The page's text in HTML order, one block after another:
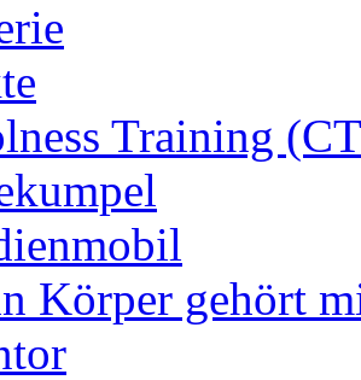
Training
Körper gehört